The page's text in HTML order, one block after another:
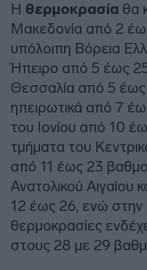
Η θερμοκρασία θα
Μακεδονία από 2
υπόλοιπη Βόρεια
Ήπειρο από 5 έως
Θεσσαλία από 5 έως
ηπειρωτικά από 7
του Ιονίου από 10
τμήματα του
από 11 έως 23
Ανατολικού
12 έως 26, ενώ στην
θερμοκρασίες
στους 28 με 29